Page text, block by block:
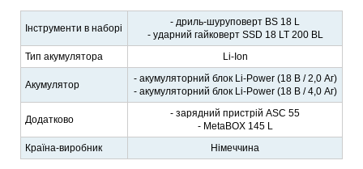
Інструменти в наборі
- дриль-шуруповерт BS 18 L
- ударний гайковерт SSD 18 LT 200 BL
Тип акумулятора
Li-Ion
Акумулятор
- акумуляторний блок Li-Power (18 В / 2,0 Аг)
- акумуляторний блок Li-Power (18 В / 4,0 Аг)
Додатково
- зарядний пристрій ASC 55
- MetaBOX 145 L
Країна-виробник
Німеччина